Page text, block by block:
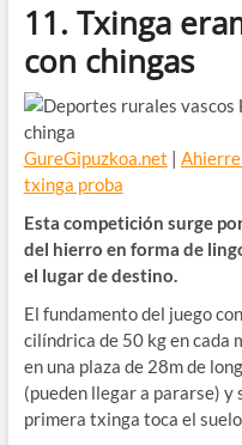
11. Txinga
con chingas
GureGipuzkoa.net |
txinga proba
Esta competición surge
del hierro en forma de
el lugar de destino.
El fundamento del juego
cilíndrica de 50 kg en cada
en una plaza de 28m de
(pueden llegar a pararse) y
primera txinga toca el